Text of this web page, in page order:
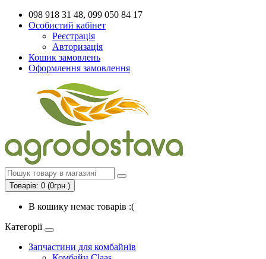
098 918 31 48, 099 050 84 17
Особистий кабінет
Реєстрація
Авторизація
Кошик замовлень
Оформлення замовлення
Товарів: 0 (0грн.)
В кошику немає товарів :(
Категорії
Запчастини для комбайнів